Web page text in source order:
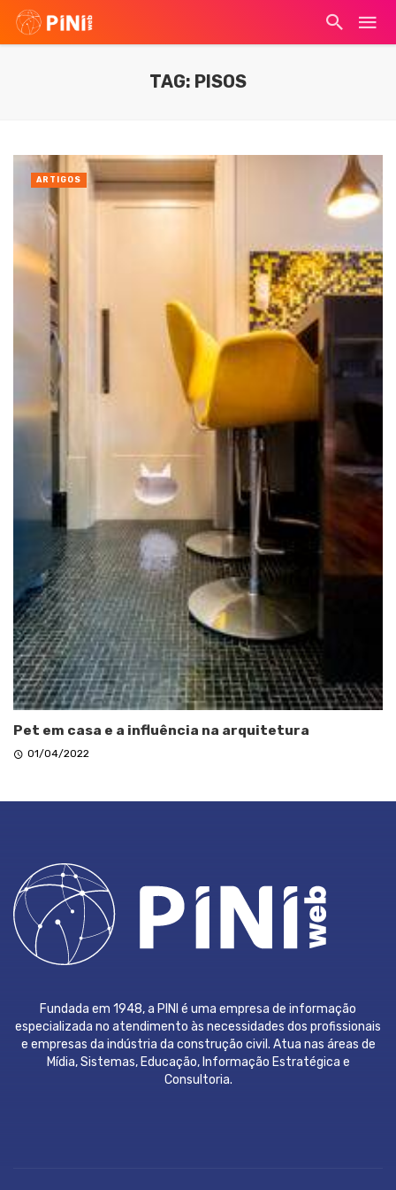
TAG: PISOS
Pet em casa e a influência na arquitetura
01/04/2022
ARTIGOS
Fundada em 1948, a PINI é uma empresa de informação
especializada no atendimento às necessidades dos profissionais
e empresas da indústria da construção civil. Atua nas áreas de
Mídia, Sistemas, Educação, Informação Estratégica e
Consultoria.